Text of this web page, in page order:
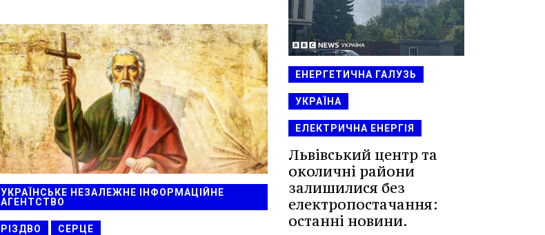
УКРАЇНСЬКЕ НЕЗАЛЕЖНЕ ІНФОРМАЦІЙНЕ
АГЕНТСТВО
РІЗДВО СЕРЦЕ
ЕНЕРГЕТИЧНА ГАЛУЗЬ
УКРАЇНА
ЕЛЕКТРИЧНА ЕНЕРГІЯ
Львівський центр та
околичні райони
залишилися без
електропостачання:
останні новини.